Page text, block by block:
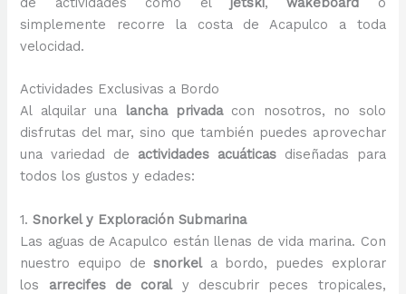
simplemente recorre la costa de Acapulco a toda
velocidad.
Actividades Exclusivas a Bordo
Al alquilar una lancha privadacon nosotros, no solo
disfrutas del mar, sino que también puedes aprovechar
una variedad de actividades acuáticasdiseñadas para
todos los gustos y edades:
1.Snorkel y Exploración Submarina
Las aguas de Acapulco están llenas de vida marina. Con
nuestro equipo desnorkela bordo, puedes explorar
los arrecifes de coraly descubrir peces tropicales,